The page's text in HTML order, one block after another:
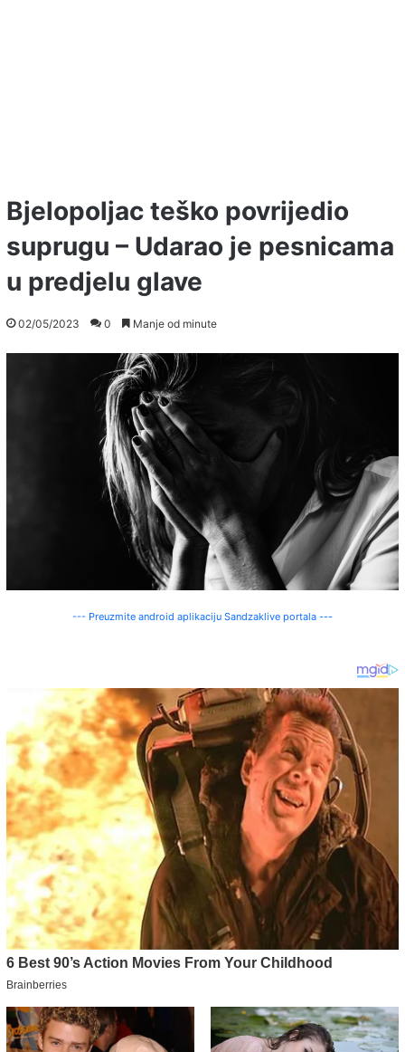
Bjelopoljac teško povrijedio
suprugu – Udarao je pesnicama
u predjelu glave
02/05/2023 0 Manje od minute
--- Preuzmite android aplikaciju Sandzaklive portala ---